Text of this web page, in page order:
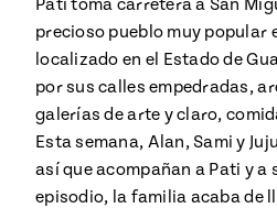
of La
sabores de
de la
Pati toma carretera a San
precioso pueblo muy popular
localizado en el Estado de
por sus calles empedradas,
galerías de arte y claro,
Esta semana, Alan, Sami y
así que acompañan a Pati y a
episodio, la familia acaba de